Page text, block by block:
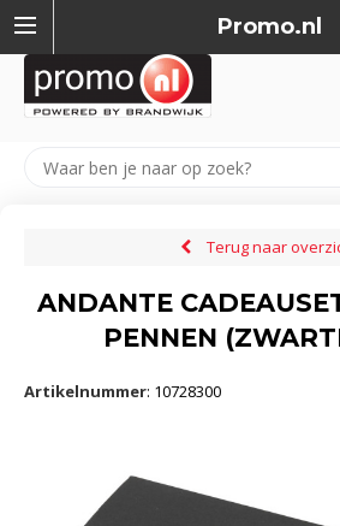
Promo.nl
Terug naar
ANDANTE
PENNEN
Artikelnummer: 10728300